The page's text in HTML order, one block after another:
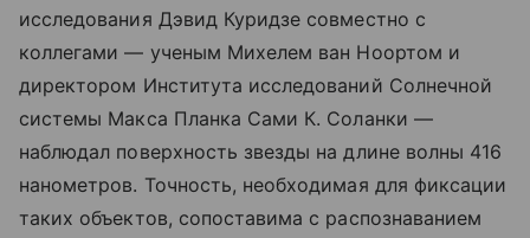
исследования Дэвид Куридзе совместно с
коллегами — ученым Михелем ван Ноортом и
директором Института исследований Солнечной
системы Макса Планка Сами К. Соланки —
наблюдал поверхность звезды на длине волны 416
нанометров. Точность, необходимая для фиксации
таких объектов, сопоставима с распознаванием